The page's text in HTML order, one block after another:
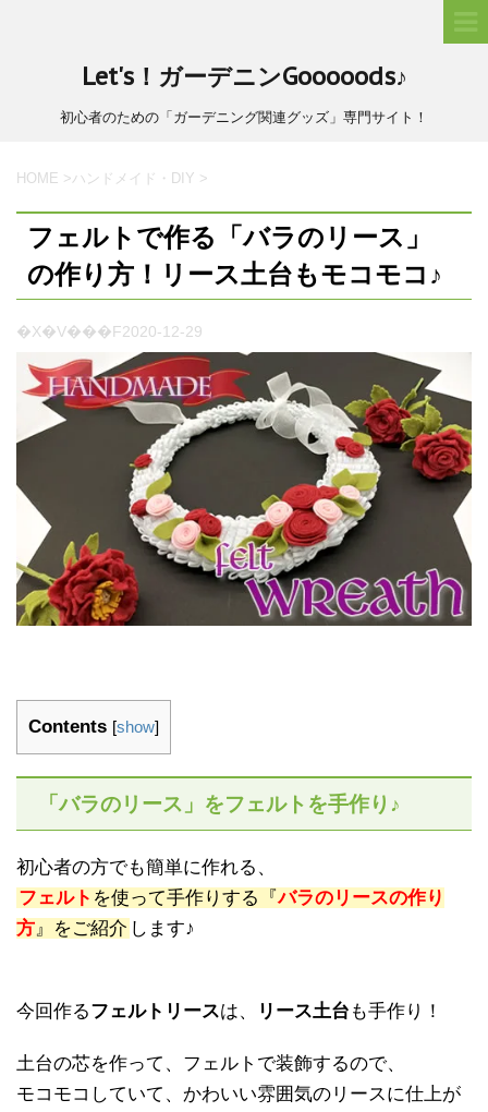
Let's！ガーデニンGooooods♪
初心者のための「ガーデニング関連グッズ」専門サイト！
HOME >ハンドメイド・DIY >
フェルトで作る「バラのリース」
の作り方！リース土台もモコモコ♪
�X�V���F2020-12-29
Contents [show]
「バラのリース」をフェルトを手作り♪
初心者の方でも簡単に作れる、
フェルト を使って手作りする『バラのリースの作り
方』をご紹介 します♪
今回作るフェルトリースは、 リース土台 も手作り！
土台の芯を作って、フェルトで装飾するので、
モコモコしていて、かわいい雰囲気のリースに仕上が